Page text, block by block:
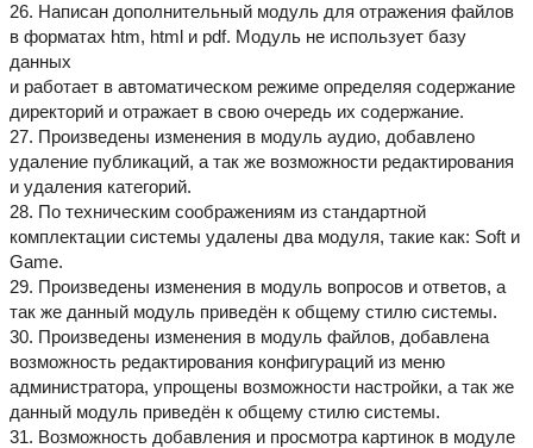
26. Написан дополнительный модуль для отражения файлов
в форматах htm, html и pdf. Модуль не использует базу
данных
и работает в автоматическом режиме определяя содержание
директорий и отражает в свою очередь их содержание.
27. Произведены изменения в модуль аудио, добавлено
удаление публикаций, а так же возможности редактирования
и удаления категорий.
28. По техническим соображениям из стандартной
комплектации системы удалены два модуля, такие как: Soft и
Game.
29. Произведены изменения в модуль вопросов и ответов, а
так же данный модуль приведён к общему стилю системы.
30. Произведены изменения в модуль файлов, добавлена
возможность редактирования конфигураций из меню
администратора, упрощены возможности настройки, а так же
данный модуль приведён к общему стилю системы.
31. Возможность добавления и просмотра картинок в модуле